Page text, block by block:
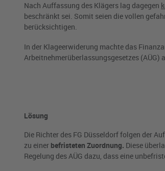
Nach Auffassung des Klägers lag dagegen
beschränkt sei. Somit seien die vollen
berücksichtigen.
In der Klageerwiderung machte das
Arbeitnehmerüberlassungsgesetzes (AÜG)
Lösung
Die Richter des FG Düsseldorf folgen der
zu einer befristeten Zuordnung. Diese
Regelung des AÜG dazu, dass eine